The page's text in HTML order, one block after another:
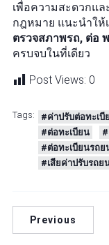
เพื่อความสะดวกแ
กฎหมาย แนะนำให้
ตรวจสภาพรถ, ต่อ
ครบจบในที่เดียว
Post Views: 0
Tags: #ค่าปรับต่อทะเบี
#ต่อทะเบียน
#ต่อทะเบียนรถ
#เสียค่าปรับรถย
Previous